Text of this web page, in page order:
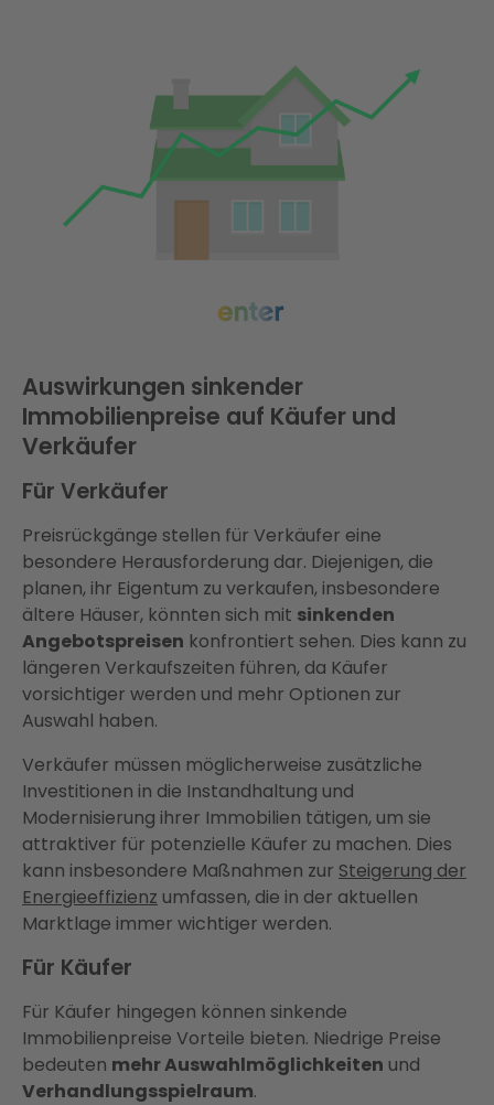
Auswirkungen sinkender
Immobilienpreise auf Käufer und
Verkäufer
Für Verkäufer
Preisrückgänge stellen für Verkäufer eine
besondere Herausforderung dar. Diejenigen, die
planen, ihr Eigentum zu verkaufen, insbesondere
ältere Häuser, könnten sich mit sinkenden
Angebotspreisen konfrontiert sehen. Dies kann zu
längeren Verkaufszeiten führen, da Käufer
vorsichtiger werden und mehr Optionen zur
Auswahl haben.
Verkäufer müssen möglicherweise zusätzliche
Investitionen in die Instandhaltung und
Modernisierung ihrer Immobilien tätigen, um sie
attraktiver für potenzielle Käufer zu machen. Dies
kann insbesondere Maßnahmen zur Steigerung der
Energieeffizienz umfassen, die in der aktuellen
Marktlage immer wichtiger werden.
Für Käufer
Für Käufer hingegen können sinkende
Immobilienpreise Vorteile bieten. Niedrige Preise
bedeuten mehr Auswahlmöglichkeiten und
Verhandlungsspielraum.